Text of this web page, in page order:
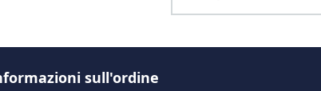
sull'ordine